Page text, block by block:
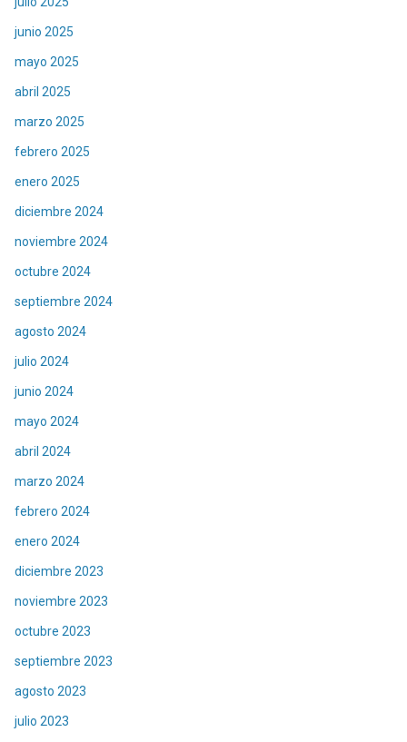
junio 2025
mayo 2025
abril 2025
marzo 2025
febrero 2025
enero 2025
diciembre 2024
noviembre 2024
octubre 2024
septiembre 2024
agosto 2024
julio 2024
junio 2024
mayo 2024
abril 2024
marzo 2024
febrero 2024
enero 2024
diciembre 2023
noviembre 2023
octubre 2023
septiembre 2023
agosto 2023
julio 2023